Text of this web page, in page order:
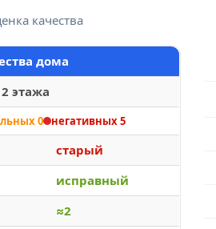
качества
дома
этажа
0 негативных 5
старый
исправный
≈2